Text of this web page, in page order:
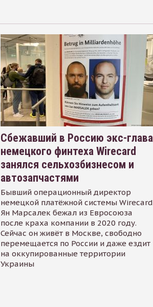
Сбежавший в Россию экс-глава
немецкого финтеха Wirecard
занялся сельхозбизнесом и
автозапчастями
Бывший операционный директор
немецкой платёжной системы Wirecard
Ян Марсалек бежал из Евросоюза
после краха компании в 2020 году.
Сейчас он живёт в Москве, свободно
перемещается по России и даже ездит
на оккупированные территории
Украины